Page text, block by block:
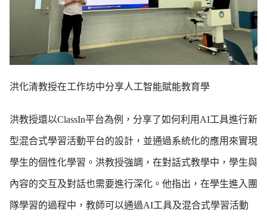
洪化清教授在工作坊中分享人工智能賦能教育學
洪教授還以ClassIn平台為例，分享了如何利用AI工具進行新
型混合式學習活動平台的設計，並通過系統化的應用來實現
學生的個性化學習。洪教授強調，在對話式教學中，學生與
內容的交互及對話也需要進行深化。他指出，在學生進入團
隊學習的過程中，教師可以通過AI工具及混合式學習活動